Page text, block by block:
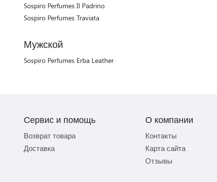
Sospiro Perfumes Il Padrino
Sospiro Perfumes Traviata
Мужской
Sospiro Perfumes Erba Leather
Сервис и помощь
Возврат товара
Доставка
О компании
Контакты
Карта сайта
Отзывы